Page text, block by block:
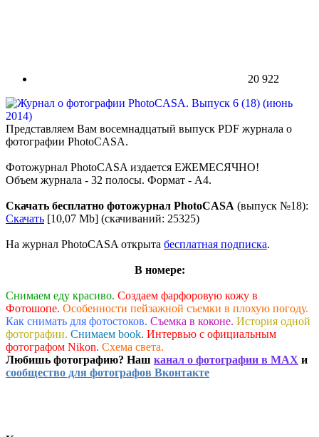
20 922
Представляем Вам восемнадцатый выпуск PDF журнала о
фотографии PhotoCASA.
Фотожурнал PhotoCASA издается ЕЖЕМЕСЯЧНО!
Объем журнала - 32 полосы. Формат - А4.
Скачать бесплатно фотожурнал PhotoCASA (выпуск №18):
Скачать [10,07 Mb] (cкачиваний: 25325)
На журнал PhotoCASA открыта бесплатная подписка.
В номере:
Снимаем еду красиво. Создаем фарфоровую кожу в
Фотошопе. Особенности пейзажной съемки в плохую погоду.
Как снимать для фотостоков. Съемка в коконе. История одной
фотографии. Снимаем book. Интервью с официальным
фотографом Nikon. Схема света.
Любишь фотографию? Наш канал о фотографии в MAX и
сообщество для фотографов Вконтакте